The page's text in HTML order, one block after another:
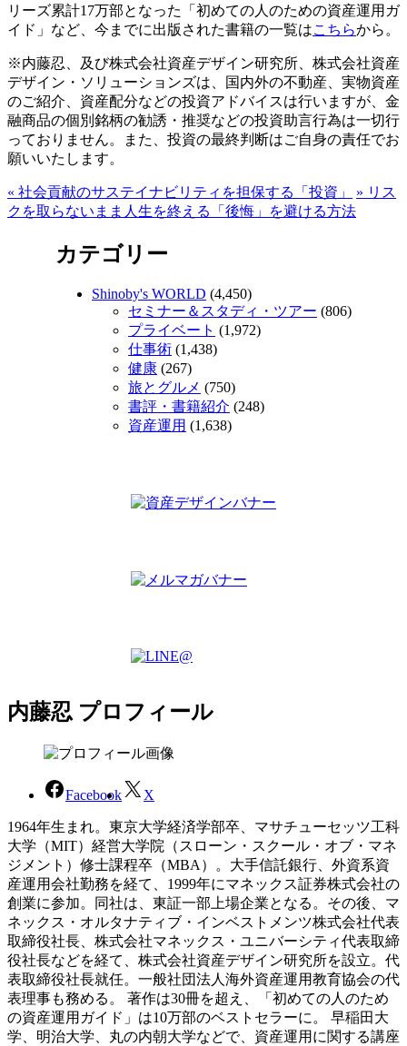
リーズ累計17万部となった「初めての人のための資産運用ガ
イド」など、今までに出版された書籍の一覧はこちらから。
※内藤忍、及び株式会社資産デザイン研究所、株式会社資産
デザイン・ソリューションズは、国内外の不動産、実物資産
のご紹介、資産配分などの投資アドバイスは行いますが、金
融商品の個別銘柄の勧誘・推奨などの投資助言行為は一切行
っておりません。また、投資の最終判断はご自身の責任でお
願いいたします。
« 社会貢献のサステイナビリティを担保する「投資」 » リス
クを取らないまま人生を終える「後悔」を避ける方法
カテゴリー
Shinoby's WORLD (4,450)
セミナー＆スタディ・ツアー (806)
プライベート (1,972)
仕事術 (1,438)
健康 (267)
旅とグルメ (750)
書評・書籍紹介 (248)
資産運用 (1,638)
内藤忍 プロフィール
Facebook X
1964年生まれ。東京大学経済学部卒、マサチューセッツ工科
大学（MIT）経営大学院（スローン・スクール・オブ・マネ
ジメント）修士課程卒（MBA）。大手信託銀行、外資系資
産運用会社勤務を経て、1999年にマネックス証券株式会社の
創業に参加。同社は、東証一部上場企業となる。その後、マ
ネックス・オルタナティブ・インベストメンツ株式会社代表
取締役社長、株式会社マネックス・ユニバーシティ代表取締
役社長などを経て、株式会社資産デザイン研究所を設立。代
表取締役社長就任。一般社団法人海外資産運用教育協会の代
表理事も務める。 著作は30冊を超え、「初めての人のため
の資産運用ガイド」は10万部のベストセラーに。 早稲田大
学、明治大学、丸の内朝大学などで、資産運用に関する講座